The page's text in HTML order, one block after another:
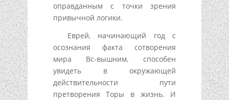
оправданным с точки зрения
привычной логики.
Еврей, начинающий год с
осознания факта сотворения
мира Вс-вышним, способен
увидеть в окружающей
действительности пути
претворения Торы в жизнь. И